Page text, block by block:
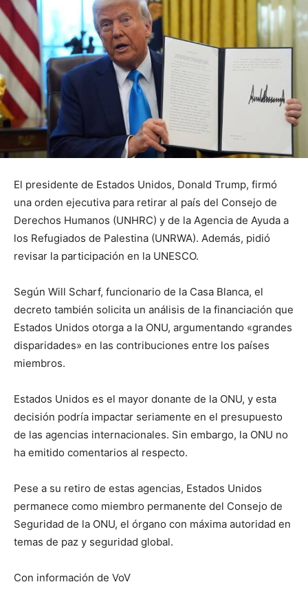
El presidente de Estados Unidos, Donald Trump, firmó
una orden ejecutiva para retirar al país del Consejo de
Derechos Humanos (UNHRC) y de la Agencia de Ayuda a
los Refugiados de Palestina (UNRWA). Además, pidió
revisar la participación en la UNESCO.
Según Will Scharf, funcionario de la Casa Blanca, el
decreto también solicita un análisis de la financiación que
Estados Unidos otorga a la ONU, argumentando «grandes
disparidades» en las contribuciones entre los países
miembros.
Estados Unidos es el mayor donante de la ONU, y esta
decisión podría impactar seriamente en el presupuesto
de las agencias internacionales. Sin embargo, la ONU no
ha emitido comentarios al respecto.
Pese a su retiro de estas agencias, Estados Unidos
permanece como miembro permanente del Consejo de
Seguridad de la ONU, el órgano con máxima autoridad en
temas de paz y seguridad global.
Con información de VoV